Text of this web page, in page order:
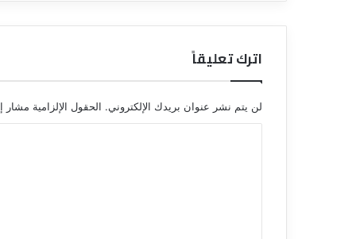
اترك تعليقاً
لن يتم نشر عنوان بريدك الإلكتروني. الحقول الإلزامية مشار